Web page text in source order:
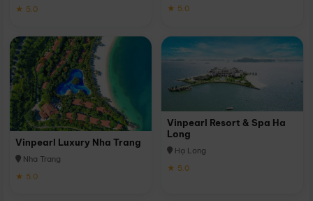
★ 5.0
★ 5.0
Vinpearl Luxury Nha Trang
Nha Trang
★ 5.0
Vinpearl Resort & Spa Ha
Long
Hạ Long
★ 5.0